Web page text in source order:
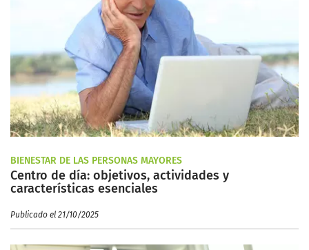
BIENESTAR DE LAS PERSONAS MAYORES
Centro de día: objetivos, actividades y
características esenciales
Publicado el 21/10/2025